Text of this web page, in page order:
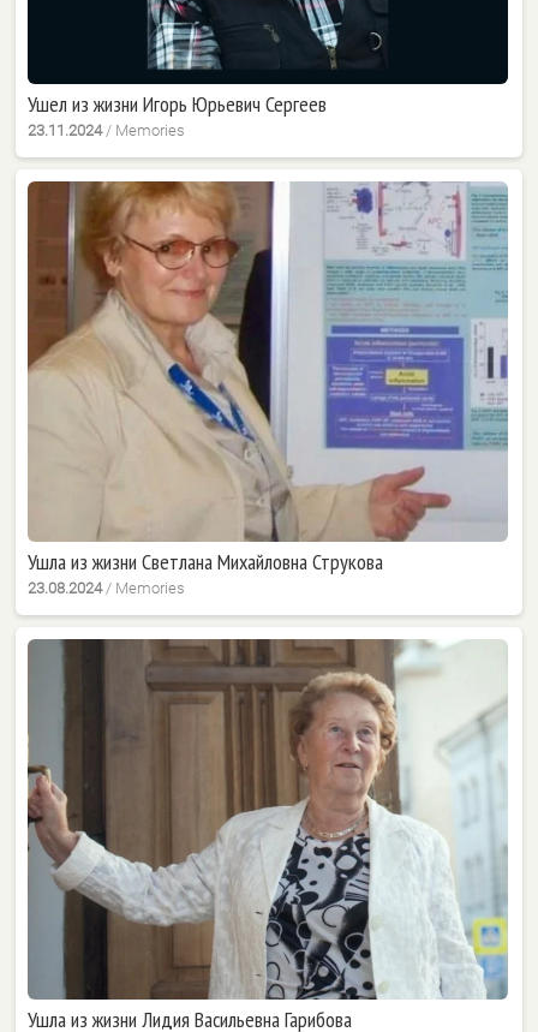
Ушел из жизни Игорь Юрьевич Сергеев
23.11.2024/ Memories
Ушла из жизни Светлана Михайловна Струкова
23.08.2024/ Memories
Ушла из жизни Лидия Васильевна Гарибова